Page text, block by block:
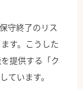
守終了のリス
す。こうした
提供する「ク
ています。